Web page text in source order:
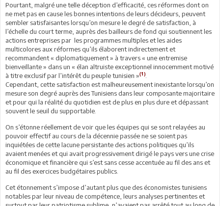
Pourtant, malgré une telle déception d’efficacité, ces réformes dont on
ne met pas en cause les bonnes intentions de leurs décideurs, peuvent
sembler satisfaisantes lorsqu’on mesure le degré de satisfaction, à
l’échelle du court terme, auprès des bailleurs de fond qui soutiennent les
actions entreprises par les programmes multiples et les aides
multicolores aux réformes qu’ils élaborent indirectement et
recommandent « diplomatiquement » à travers « une entremise
bienveillante » dans un « élan altruiste exceptionnel innocemment motivé
à titre exclusif par l’intérêt du peuple tunisien »(1)
Cependant, cette satisfaction est malheureusement inexistante lorsqu’on
mesure son degré auprès des Tunisiens dans leur composante majoritaire
et pour qui la réalité du quotidien est de plus en plus dure et dépassant
souvent le seuil du supportable.
On s’étonne réellement de voir que les équipes qui se sont relayées au
pouvoir effectif au cours de la décennie passée ne se soient pas
inquiétées de cette lacune persistante des actions politiques qu’ils
avaient menées et qui avait progressivement dirigé le pays vers une crise
économique et financière qui s’est sans cesse accentuée au fil des ans et
au fil des exercices budgétaires publics.
Cet étonnement s’impose d’autant plus que des économistes tunisiens
notables par leur niveau de compétence, leurs analyses pertinentes et